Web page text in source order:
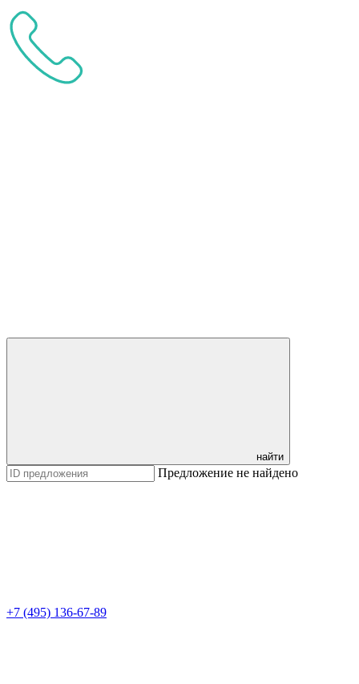
найти
Предложение не найдено
+7 (495) 136-67-89